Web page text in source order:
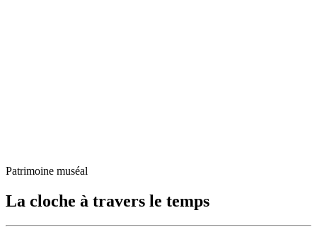
Patrimoine muséal
La cloche à travers le temps